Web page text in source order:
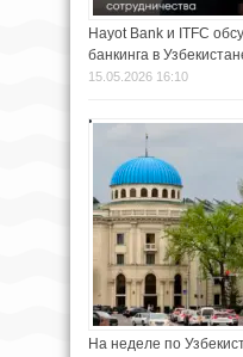
Hayot Bank и ITFC
банкинга в
15.05.2026 16:10
На неделе по